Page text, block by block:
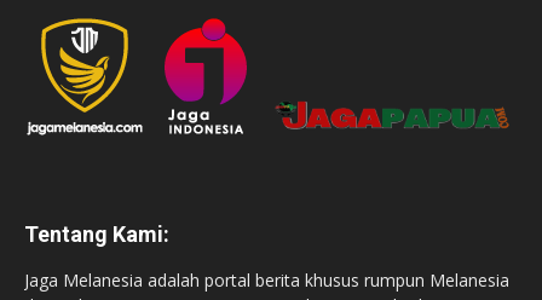
Tentang Kami:
Jaga Melanesia adalah portal berita khusus rumpun Melanesia